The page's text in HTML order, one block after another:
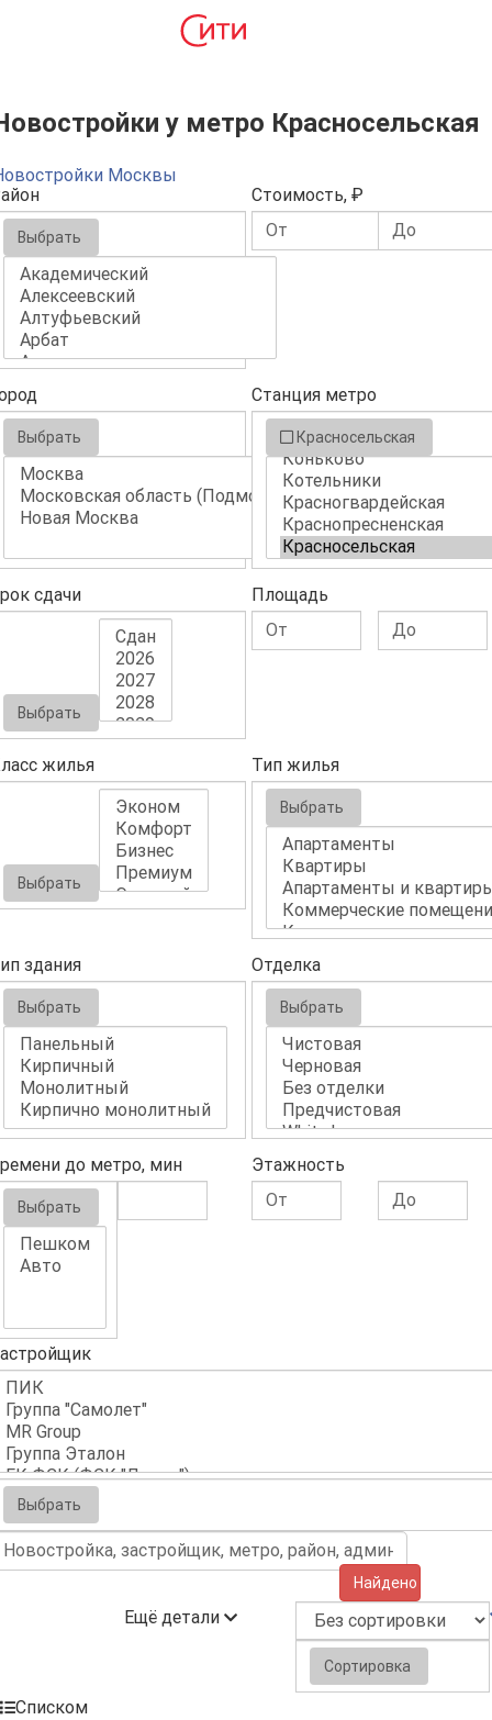
у метро Красносельская
Москвы
Выбрать
Стоимость, ₽
Выбрать
Станция метро
Красносельская
сдачи
Выбрать
Площадь
жилья
Выбрать
Тип жилья
Выбрать
здания
Выбрать
Отделка
Выбрать
до метро, мин
Выбрать
Этажность
Выбрать
Найдено (5)
Ещё детали
Сортировка
Списком